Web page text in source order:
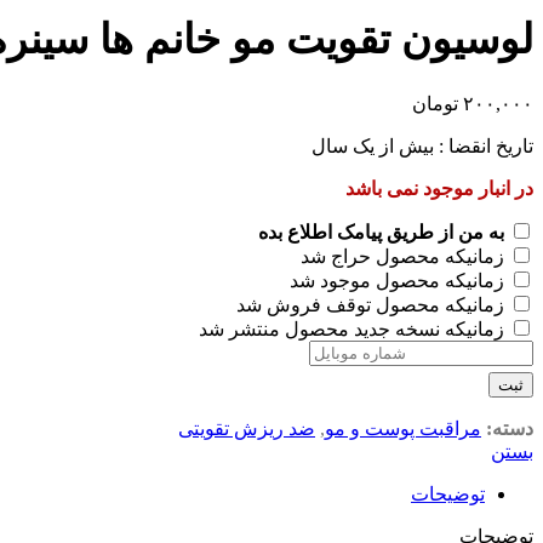
لوسیون تقویت مو خانم ها سینره ۶۰ میلی
۲۰۰,۰۰۰ تومان
تاریخ انقضا : بیش از یک سال
در انبار موجود نمی باشد
به من از طریق پیامک اطلاع بده
زمانیکه محصول حراج شد
زمانیکه محصول موجود شد
زمانیکه محصول توقف فروش شد
زمانیکه نسخه جدید محصول منتشر شد
ثبت
دسته: مراقبت پوست و مو, ضد ریزش تقویتی
بستن
توضیحات
توضیحات